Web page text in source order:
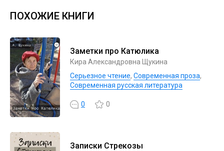
ПОХОЖИЕ КНИГИ
Заметки про Катюлика
Кира Александровна Щукина
Серьезное чтение, Современная проза,
Современная русская литература
0 0
Записки Стрекозы